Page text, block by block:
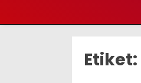
Etiket: